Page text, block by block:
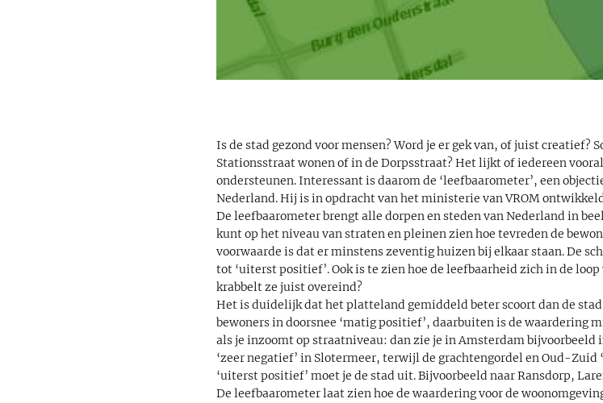
Is de stad gezond voor mensen? Word je er gek van, of juist creatief?
Stationsstraat wonen of in de Dorpsstraat? Het lijkt of iedereen
ondersteunen. Interessant is daarom de ‘leefbaarometer’, een
Nederland. Hij is in opdracht van het ministerie van VROM
De leefbaarometer brengt alle dorpen en steden van Nederland in
kunt op het niveau van straten en pleinen zien hoe tevreden de
voorwaarde is dat er minstens zeventig huizen bij elkaar staan. De
tot ‘uiterst positief’. Ook is te zien hoe de leefbaarheid zich in de
krabbelt ze juist overeind?
Het is duidelijk dat het platteland gemiddeld beter scoort dan de
bewoners in doorsnee ‘matig positief’, daarbuiten is de waardering
als je inzoomt op straatniveau: dan zie je in Amsterdam
‘zeer negatief’ in Slotermeer, terwijl de grachtengordel en Oud-Zuid
‘uiterst positief’ moet je de stad uit. Bijvoorbeeld naar Ransdorp,
De leefbaarometer laat zien hoe de waardering voor de